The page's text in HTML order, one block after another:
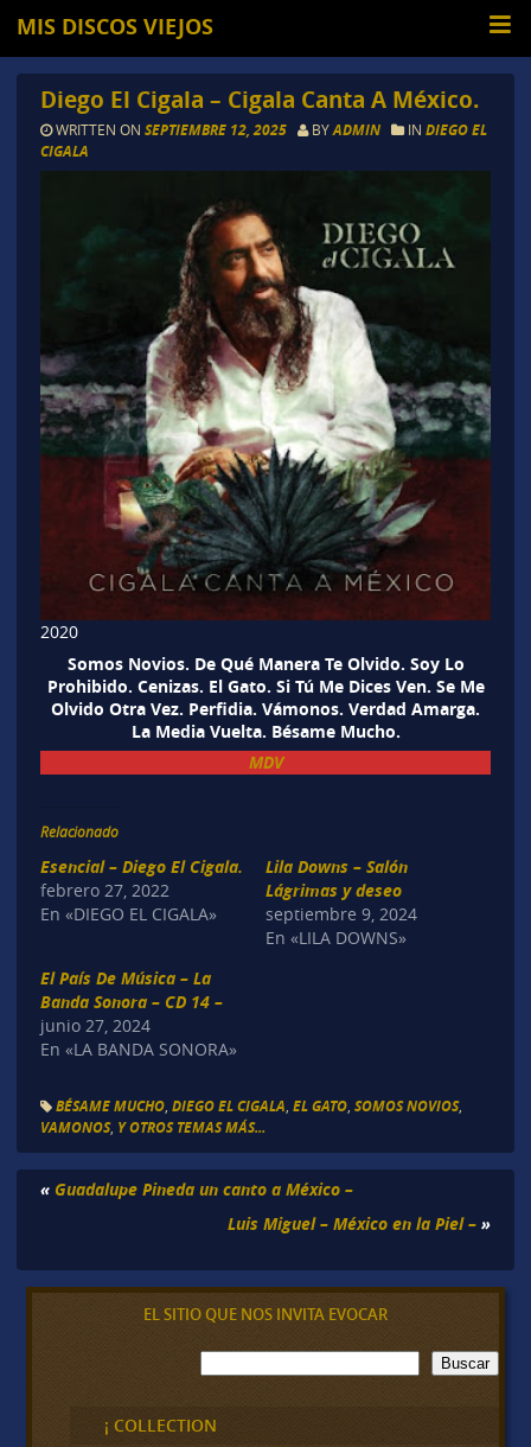
MIS DISCOS VIEJOS
Diego El Cigala – Cigala Canta A México.
WRITTEN ON SEPTIEMBRE 12, 2025 BYADMIN IN DIEGO EL
CIGALA
2020
Somos Novios. De Qué Manera Te Olvido. Soy Lo
Prohibido. Cenizas. El Gato. Si Tú Me Dices Ven. Se Me
Olvido Otra Vez. Perfidia. Vámonos. Verdad Amarga.
La Media Vuelta. Bésame Mucho.
MDV
Relacionado
Esencial – Diego El Cigala.
febrero 27, 2022
En «DIEGO EL CIGALA»
Lila Downs – Salón
Lágrimas y deseo
septiembre 9, 2024
En «LILA DOWNS»
El País De Música – La
Banda Sonora – CD 14 –
junio 27, 2024
En «LA BANDA SONORA»
BÉSAME MUCHO, DIEGO EL CIGALA EL GATO, SOMOS NOVIOS,
VAMONOS, Y OTROS TEMAS MÁS...
« Guadalupe Pineda un canto a México –
Luis Miguel – México en la Piel – »
EL SITIO QUE NOS INVITA EVOCAR
B
u
c
a
Buscar
¡ COLLECTION